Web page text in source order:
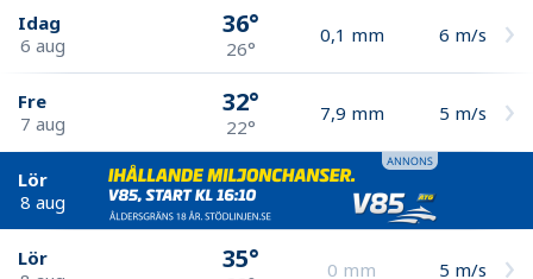
Idag
6 aug
36°
26°
0,1 mm 6 m/s
Fre
7 aug
32°
22°
7,9 mm 5 m/s
Lör
8 aug
Lör
35° 0 mm 5 m/s